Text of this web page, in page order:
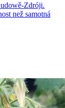
Zdróji.
než samotná